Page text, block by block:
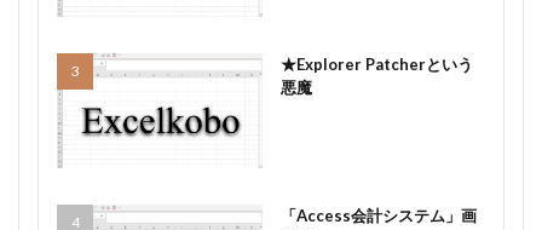
★Explorer Patcherという
悪魔
「Access会計システム」画